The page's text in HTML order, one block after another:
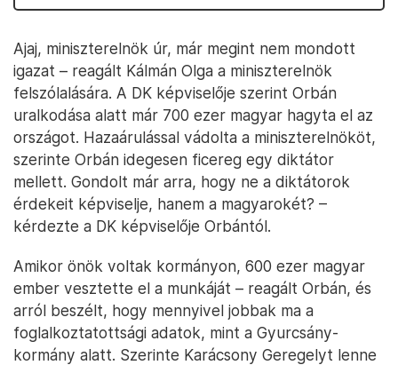
Ajaj, miniszterelnök úr, már megint nem mondott
igazat – reagált Kálmán Olga a miniszterelnök
felszólalására. A DK képviselője szerint Orbán
uralkodása alatt már 700 ezer magyar hagyta el az
országot. Hazaárulással vádolta a miniszterelnököt,
szerinte Orbán idegesen ficereg egy diktátor
mellett. Gondolt már arra, hogy ne a diktátorok
érdekeit képviselje, hanem a magyarokét? –
kérdezte a DK képviselője Orbántól.
Amikor önök voltak kormányon, 600 ezer magyar
ember vesztette el a munkáját – reagált Orbán, és
arról beszélt, hogy mennyivel jobbak ma a
foglalkoztatottsági adatok, mint a Gyurcsány-
kormány alatt. Szerinte Karácsony Geregelyt lenne